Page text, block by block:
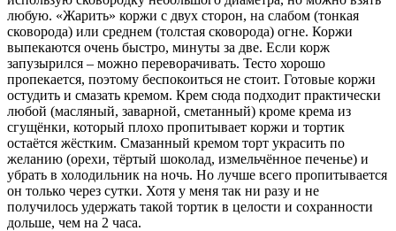
любую. «Жарить» коржи с двух сторон, на слабом (тонкая
сковорода) или среднем (толстая сковорода) огне. Коржи
выпекаются очень быстро, минуты за две. Если корж
запузырился – можно переворачивать. Тесто хорошо
пропекается, поэтому беспокоиться не стоит. Готовые коржи
остудить и смазать кремом. Крем сюда подходит практически
любой (масляный, заварной, сметанный) кроме крема из
сгущёнки, который плохо пропитывает коржи и тортик
остаётся жёстким. Смазанный кремом торт украсить по
желанию (орехи, тёртый шоколад, измельчённое печенье) и
убрать в холодильник на ночь. Но лучше всего пропитывается
он только через сутки. Хотя у меня так ни разу и не
получилось удержать такой тортик в целости и сохранности
дольше, чем на 2 часа.